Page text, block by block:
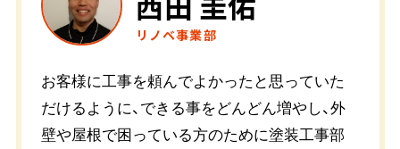
リノベ事業部
お客様に工事を頼んでよかったと思っていた
だけるように、できる事をどんどん増やし、外
壁や屋根で困っている方のために塗装工事部